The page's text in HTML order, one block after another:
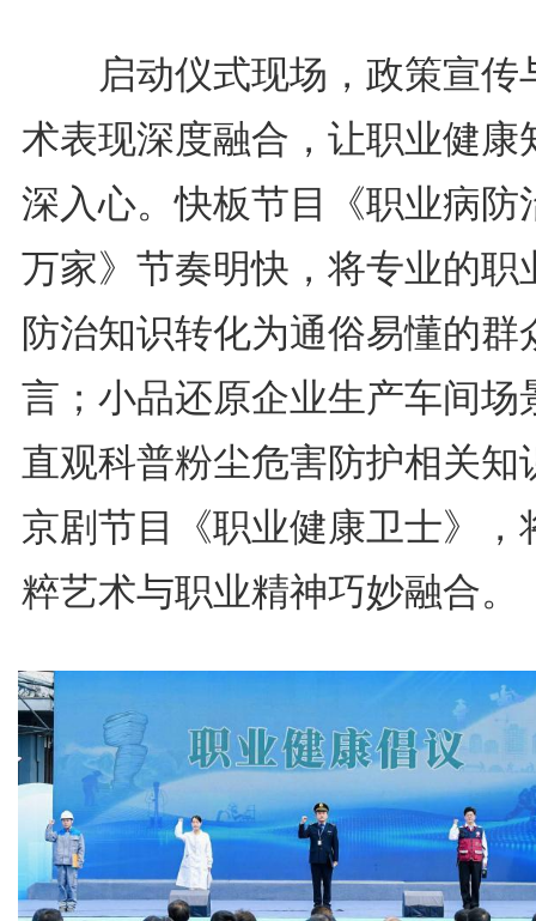
启动仪式现场，政策宣传
术表现深度融合，让职业健康
深入心。快板节目《职业病防
万家》节奏明快，将专业的职
防治知识转化为通俗易懂的群
言；小品还原企业生产车间场
直观科普粉尘危害防护相关知
京剧节目《职业健康卫士》，
粹艺术与职业精神巧妙融合。